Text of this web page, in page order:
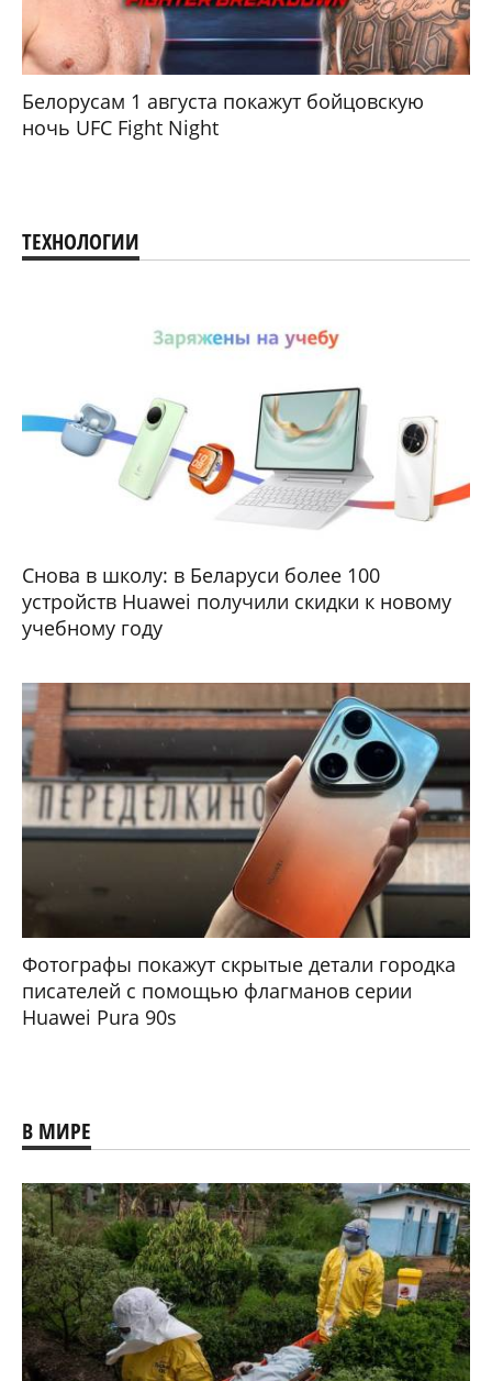
Белорусам 1 августа покажут бойцовскую
ночь UFC Fight Night
ТЕХНОЛОГИИ
Снова в школу: в Беларуси более 100
устройств Huawei получили скидки к новому
учебному году
Фотографы покажут скрытые детали городка
писателей с помощью флагманов серии
Huawei Pura 90s
В МИРЕ